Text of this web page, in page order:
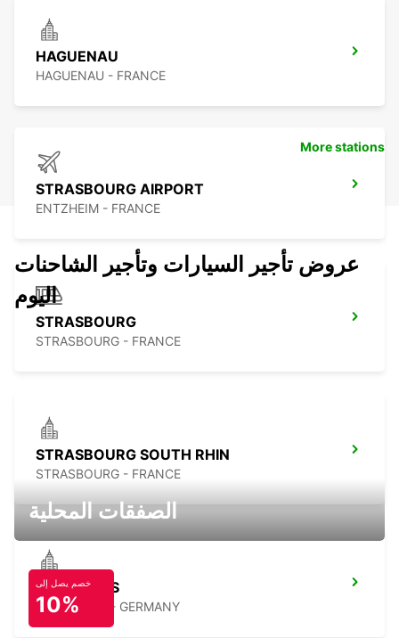
HAGUENAU
HAGUENAU - FRANCE
STRASBOURG AIRPORT
ENTZHEIM - FRANCE
STRASBOURG
STRASBOURG - FRANCE
STRASBOURG SOUTH RHIN
STRASBOURG - FRANCE
PIRMASENS
PIRMASENS - GERMANY
More stations
عروض تأجير السيارات وتأجير الشاحنات
اليوم
الصفقات المحلية
خصم يصل إلى
10%